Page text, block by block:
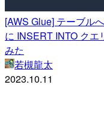
[AWS Glue] テーブル
に INSERT INTO ク
みた
若槻龍太
2023.10.11